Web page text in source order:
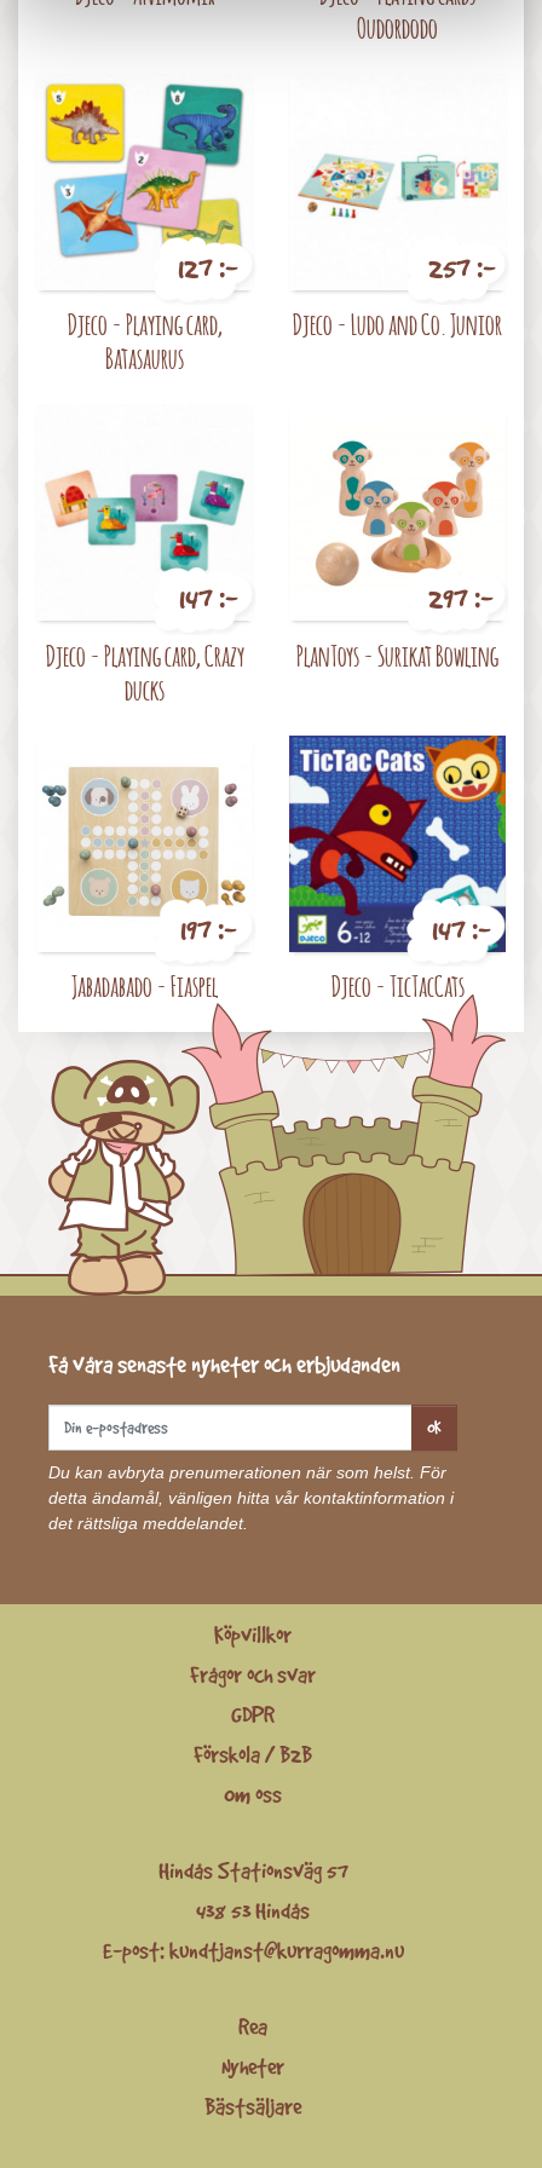
Oudordodo
127 :-
Djeco - Playing card,
Batasaurus
257 :-
Djeco - Ludo and Co. Junior
147 :-
Djeco - Playing card, Crazy
ducks
297 :-
PlanToys - Surikat Bowling
197 :-
Jabadabado - Fiaspel
147 :-
Djeco - TicTacCats
Få våra senaste nyheter och erbjudanden
OK
Du kan avbryta prenumerationen när som helst. För
detta ändamål, vänligen hitta vår kontaktinformation i
det rättsliga meddelandet.
Köpvillkor
Frågor och svar
GDPR
Förskola / B2B
Om oss
Hindås Stationsväg 57
438 53 Hindås
E-post:kundtjanst@kurragomma.nu
Rea
Nyheter
Bästsäljare